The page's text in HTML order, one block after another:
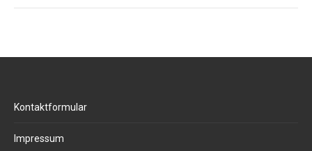
Kontaktformular
Impressum